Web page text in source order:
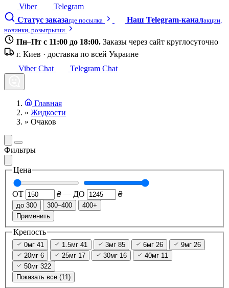
Viber
Telegram
Статус заказагде посылка Наш Telegram-каналакции,
новинки, розыгрыши
Пн–Пт с 11:00 до 18:00. Заказы через сайт круглосуточно
г. Киев · доставка по всей Украине
Viber Chat
Telegram Chat
Главная
» Жидкости
» Очаков
Фильтры
Цена
ОТ ₴ — ДО ₴
до 300 300–400
400+
Применить
Крепость
0мг 41 1.5мг 41 3мг 85 6мг 26 9мг 26
20мг 6 25мг 17 30мг 16 40мг 11
50мг 322
Показать все (11)